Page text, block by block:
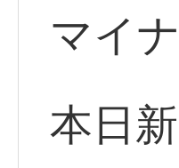
マイ
本日